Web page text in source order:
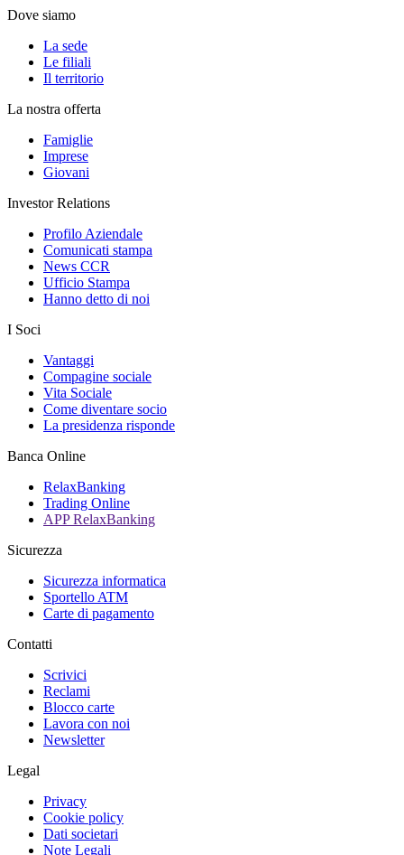
Dove siamo
La sede
Le filiali
Il territorio
La nostra offerta
Famiglie
Imprese
Giovani
Investor Relations
Profilo Aziendale
Comunicati stampa
News CCR
Ufficio Stampa
Hanno detto di noi
I Soci
Vantaggi
Compagine sociale
Vita Sociale
Come diventare socio
La presidenza risponde
Banca Online
RelaxBanking
Trading Online
APP RelaxBanking
Sicurezza
Sicurezza informatica
Sportello ATM
Carte di pagamento
Contatti
Scrivici
Reclami
Blocco carte
Lavora con noi
Newsletter
Legal
Privacy
Cookie policy
Dati societari
Note Legali